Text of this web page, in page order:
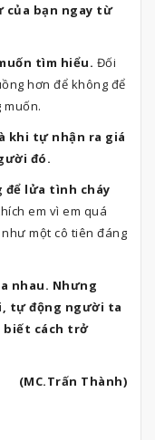
của bạn ngay từ
tìm hiểu. Đối
hơn để không để
muốn.
khi tự nhận ra giá
đó.
để lửa tình cháy
em vì em quá
một cô tiên đáng
nhau. Nhưng
tự động người ta
biết cách trở
(MC.Trấn Thành)